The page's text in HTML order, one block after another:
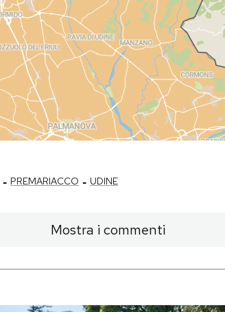
- PREMARIACCO - UDINE
Mostra i commenti